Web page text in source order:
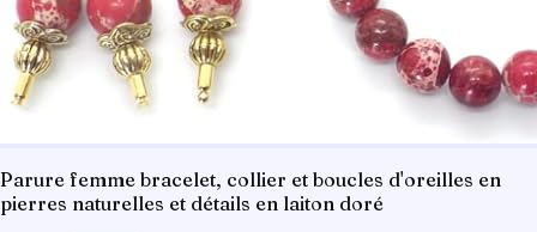
Parure femme bracelet, collier et boucles d'oreilles en
pierres naturelles et détails en laiton doré